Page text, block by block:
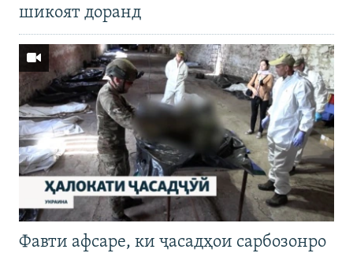
шикоят доранд
Фавти афсаре, ки ҷасадҳои сарбозонро